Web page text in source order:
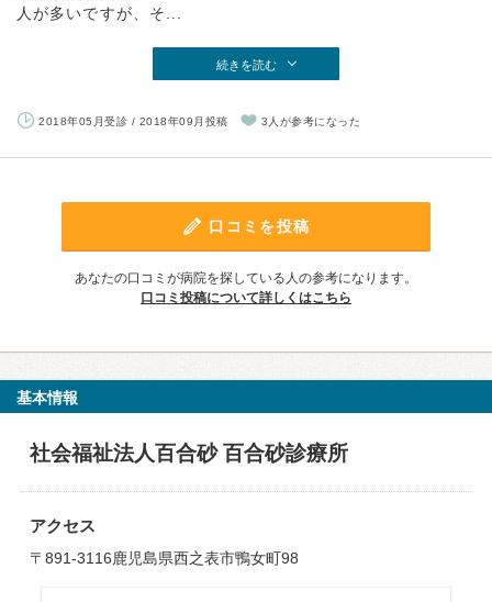
人が多いですが、そ...
続きを読む
2018年05月受診 / 2018年09月投稿 3人が参考になった
口コミを投稿
あなたの口コミが病院を探している人の参考になります。
口コミ投稿について詳しくはこちら
基本情報
社会福祉法人百合砂 百合砂診療所
アクセス
〒891-3116鹿児島県西之表市鴨女町98